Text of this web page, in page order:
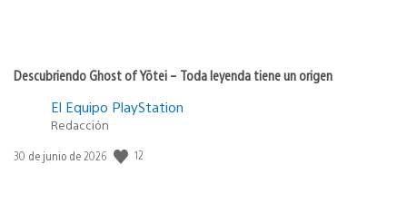
Descubriendo Ghost of Yōtei – Toda leyenda tiene un origen
El Equipo PlayStation
Redacción
Fecha
30 de junio de 2026 12